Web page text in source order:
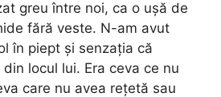
greu între noi, ca o ușă de
fără veste. N-am avut
în piept și senzația că
locul lui. Era ceva ce nu
care nu avea rețetă sau